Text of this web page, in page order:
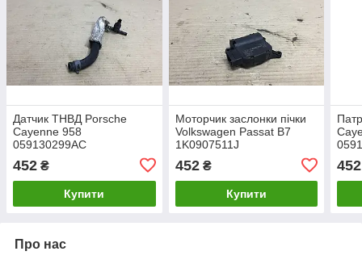
Датчик ТНВД Porsche
Cayenne 958
059130299AC
452 ₴
Купити
Моторчик заслонки пічки
Volkswagen Passat B7
1K0907511J
452₴
Купити
452
Про нас